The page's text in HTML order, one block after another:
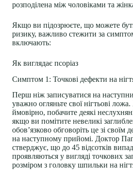
розподілена між чоловіками та
Якщо ви підозрюєте, що можете
ризику, важливо стежити за
включають:
Як виглядає псоріаз
Симптом 1: Точкові дефекти на
Перш ніж записуватися на
уважно огляньте свої нігтьові
ймовірно, побачите деякі
якщо ви помітите невеликі
обов’язково обговоріть це зі своїм
на наступному прийомі. Доктор
стверджує, що до 45 відсотків
проявляються у вигляді точкових
розміром з головку шпильки на